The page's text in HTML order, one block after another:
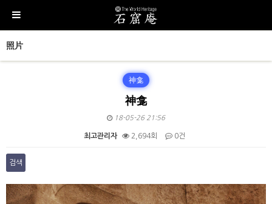
照片
神龛
神龛
18-05-26 21:56
최고관리자 2,694회 0건
검색